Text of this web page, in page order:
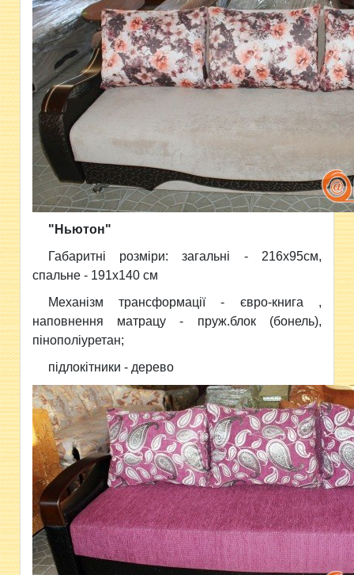
"Ньютон"
Габаритні розміри: загальні - 216х95см,
спальне - 191х140 см
Механізм трансформації - євро-книга ,
наповнення матрацу - пруж.блок (бонель),
пінополіуретан;
підлокітники - дерево